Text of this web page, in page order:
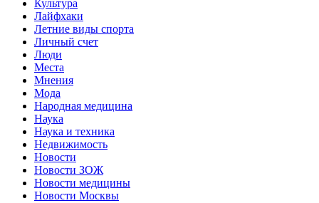
Культура
Лайфхаки
Летние виды спорта
Личный счет
Люди
Места
Мнения
Мода
Народная медицина
Наука
Наука и техника
Недвижимость
Новости
Новости ЗОЖ
Новости медицины
Новости Москвы